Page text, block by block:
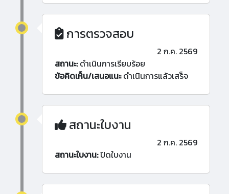
การตรวจสอบ
2 ก.ค. 2569
สถานะ:ดำเนินการเรียบร้อย
ข้อคิดเห็น/เสนอแนะดำเนินการแล้วเสร็จ
สถานะใบงาน
2 ก.ค. 2569
สถานะใบงาน:ปิดใบงาน